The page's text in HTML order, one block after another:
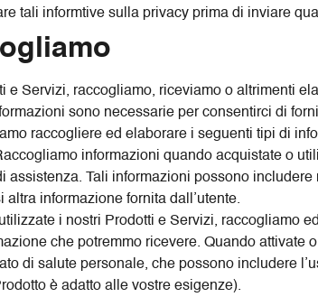
tali informtive sulla privacy prima di inviare
e Servizi, raccogliamo, riceviamo o altrimenti
sono necessarie per consentirci di
raccogliere ed elaborare i seguenti tipi di
informazioni quando acquistate o
assistenza. Tali informazioni possono
informazione fornita dall’utente.
i nostri Prodotti e Servizi, raccogliamo
che potremmo ricevere. Quando attivate
di salute personale, che possono includere
è adatto alle vostre esigenze).